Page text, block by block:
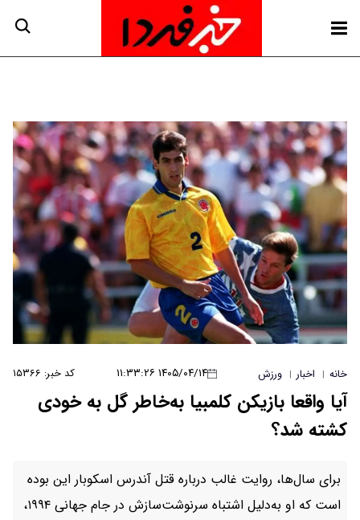
خانه | اخبار | ورزش ۱۴۰۵/۰۴/۱۴ ۱۱:۳۳:۲۶ کد خبر: ۱۵۳۶۶
آیا واقعا بازیکن کلمبیا به‌خاطر گل به خودی
کشته شد؟
برای سال‌ها، روایت غالب درباره قتل آندرس اسکوبار این بوده
است که او به‌دلیل اشتباه سرنوشت‌سازش در جام جهانی ۱۹۹۴،